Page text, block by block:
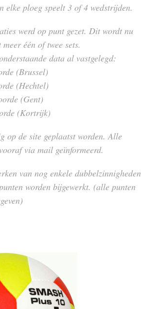
elke ploeg speelt 3 of 4 wedstrijden.
werd op punt gezet. Dit wordt nu
één of twee sets.
data al vastgelegd:
(Brussel)
(Hechtel)
(Gent)
(Kortrijk)
op de site geplaatst worden. Alle
via mail geïnformeerd.
van nog enkele dubbelzinnigheden
worden bijgewerkt. (alle punten